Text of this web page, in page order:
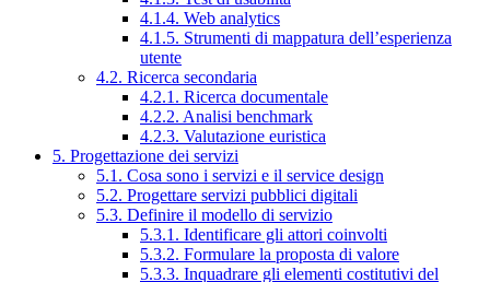
4.1.4. Web analytics
4.1.5. Strumenti di mappatura dell’esperienza
utente
4.2. Ricerca secondaria
4.2.1. Ricerca documentale
4.2.2. Analisi benchmark
4.2.3. Valutazione euristica
5. Progettazione dei servizi
5.1. Cosa sono i servizi e il service design
5.2. Progettare servizi pubblici digitali
5.3. Definire il modello di servizio
5.3.1. Identificare gli attori coinvolti
5.3.2. Formulare la proposta di valore
5.3.3. Inquadrare gli elementi costitutivi del